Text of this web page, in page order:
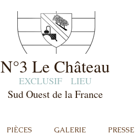
N°3 Le Château
EXCLUSIF LIEU
Sud Ouest de la France
PIÈCES GALERIE PRESSE